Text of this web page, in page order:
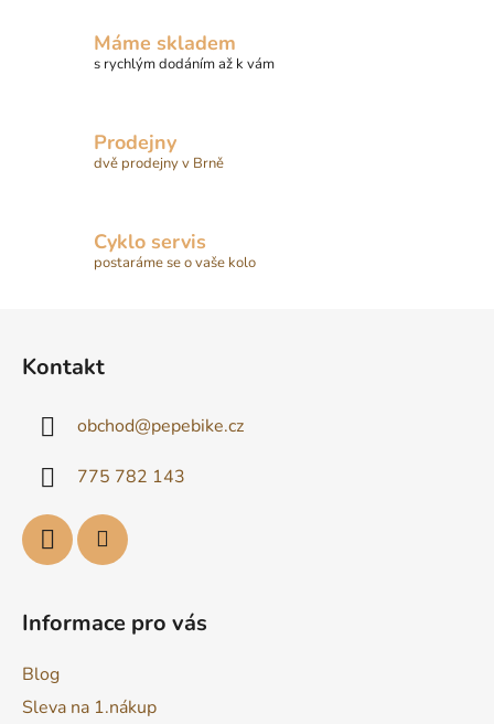
Máme skladem
s rychlým dodáním až k vám
Prodejny
dvě prodejny v Brně
Cyklo servis
postaráme se o vaše kolo
Kontakt
obchod@pepebike.cz
775 782 143
Informace pro vás
Blog
Sleva na 1.nákup